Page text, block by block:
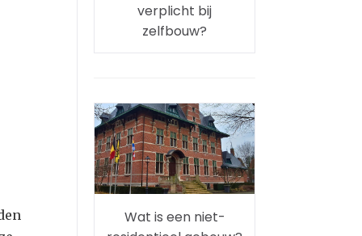
verplicht bij
zelfbouw?
Wat is een niet-